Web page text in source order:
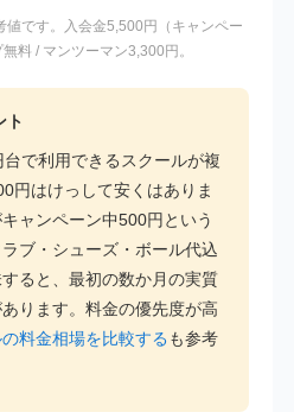
です。入会金5,500円（キャンペー
料 / マンツーマン3,300円。
ト
で利用できるスクールが複
円はけっして安くはありま
ャンペーン中500円という
ブ・シューズ・ボール代込
ると、最初の数か月の実質
ります。料金の優先度が高
料金相場を比較するも参考